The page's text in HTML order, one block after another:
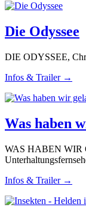
Die Odyssee
DIE ODYSSEE,
Infos & Trailer →
Was haben
WAS HABEN WIR
Infos & Trailer →